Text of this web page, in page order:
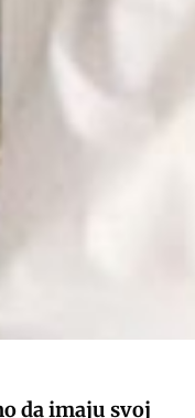
da imaju svoj